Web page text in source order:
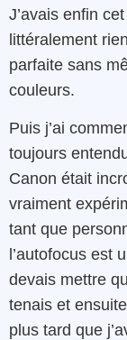
J’avais enfin
littéralement
parfaite sans
couleurs.
Puis j’ai
toujours
Canon était
vraiment
tant que
l’autofocus est
devais mettre
tenais et
plus tard que